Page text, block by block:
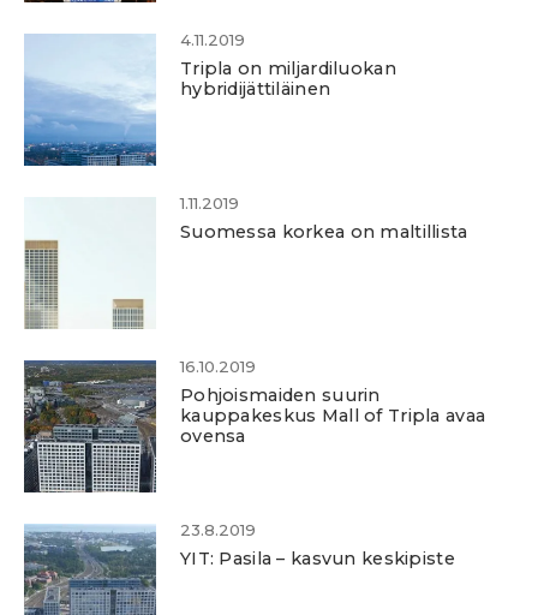
4.11.2019
Tripla on miljardiluokan
hybridijättiläinen
1.11.2019
Suomessa korkea on maltillista
16.10.2019
Pohjoismaiden suurin
kauppakeskus Mall of Tripla avaa
ovensa
23.8.2019
YIT: Pasila – kasvun keskipiste